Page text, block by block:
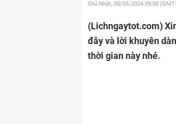
Chủ Nhật, 05/05/2024 09:00
(Lichngaytot.com)
đây và lời khuyên
thời gian này nhé.